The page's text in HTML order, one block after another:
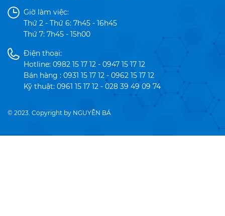
Giờ làm việc:
Thứ 2 - Thứ 6: 7h45 - 16h45
Thứ 7: 7h45 - 15h00
Điện thoại:
Hotline: 0982 15 17 12 - 0947 15 17 12
Bán hàng : 0931 15 17 12 - 0962 15 17 12
Kỹ thuật: 0961 15 17 12 - 028 39 49 09 74
© 2023. Copyright by NGUYỄN BÁ